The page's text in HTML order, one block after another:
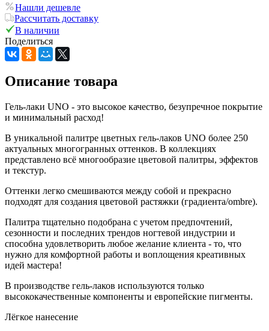
Нашли дешевле
Рассчитать доставку
В наличии
Поделиться
Описание товара
Гель-лаки UNO - это высокое качество, безупречное покрытие
и минимальный расход!
В уникальной палитре цветных гель-лаков UNO более 250
актуальных многогранных оттенков. В коллекциях
представлено всё многообразие цветовой палитры, эффектов
и текстур.
Оттенки легко смешиваются между собой и прекрасно
подходят для создания цветовой растяжки (градиента/ombre).
Палитра тщательно подобрана с учетом предпочтений,
сезонности и последних трендов ногтевой индустрии и
способна удовлетворить любое желание клиента - то, что
нужно для комфортной работы и воплощения креативных
идей мастера!
В производстве гель-лаков используются только
высококачественные компоненты и европейские пигменты.
Лёгкое нанесение